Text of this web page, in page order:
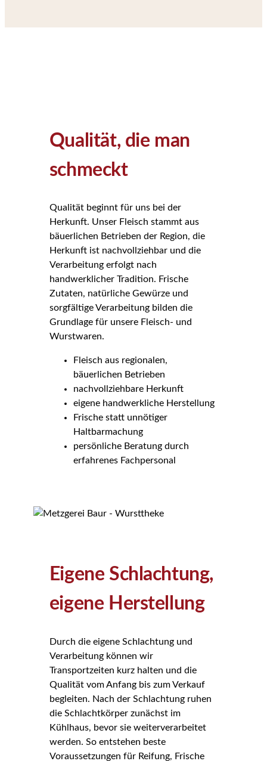
Qualität, die man
schmeckt
Qualität beginnt für uns bei der
Herkunft. Unser Fleisch stammt aus
bäuerlichen Betrieben der Region, die
Herkunft ist nachvollziehbar und die
Verarbeitung erfolgt nach
handwerklicher Tradition. Frische
Zutaten, natürliche Gewürze und
sorgfältige Verarbeitung bilden die
Grundlage für unsere Fleisch- und
Wurstwaren.
Fleisch aus regionalen,
bäuerlichen Betrieben
nachvollziehbare Herkunft
eigene handwerkliche Herstellung
Frische statt unnötiger
Haltbarmachung
persönliche Beratung durch
erfahrenes Fachpersonal
Eigene Schlachtung,
eigene Herstellung
Durch die eigene Schlachtung und
Verarbeitung können wir
Transportzeiten kurz halten und die
Qualität vom Anfang bis zum Verkauf
begleiten. Nach der Schlachtung ruhen
die Schlachtkörper zunächst im
Kühlhaus, bevor sie weiterverarbeitet
werden. So entstehen beste
Voraussetzungen für Reifung, Frische